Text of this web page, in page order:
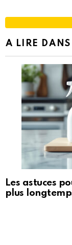
A LIRE
Les astuces
plus